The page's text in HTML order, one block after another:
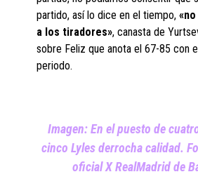
partido, así lo dice en el tiempo,
a los tiradores», canasta de
sobre Feliz que anota el 67-85 con
periodo.
Imagen: En el puesto de
cinco Lyles derrocha calidad.
oficial X RealMadrid de